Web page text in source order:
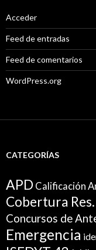
Acceder
Feed de entradas
Feed de comentarios
WordPress.org
CATEGORÍAS
APD Calificación
Cobertura
Concursos de
Emergencia